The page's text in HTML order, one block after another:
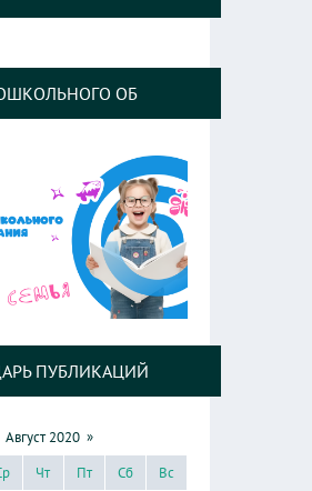
ОБ
ПУБЛИКАЦИЙ
Август 2020 »
Чт Пт Сб Вс